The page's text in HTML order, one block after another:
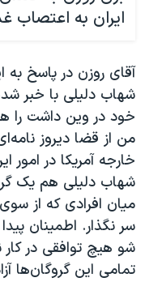
ایران به اعتصاب
آقای روزن در پاسخ
شهاب دلیلی با خبر
خود در وین داشت را
من از قضا دیروز
خارجه آمریکا در امور
شهاب دلیلی هم یک
میان افرادی که از
سر نگذار. اطمینان
شو هیچ توافقی در کار
تمامی این گروگان‌ها